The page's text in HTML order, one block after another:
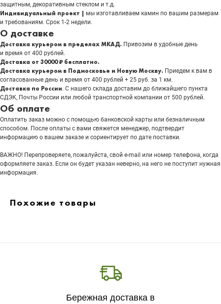
защитным, декоративным стеклом и т.д.
Индивидуальный проект | мы изготавливаем камин по вашим размерам
и требованиям. Срок 1-2 недели.
О доставке
Доставка курьером в пределах МКАД. Привозим в удобные день
и время от 400 рублей.
Доставка от 30000 ₽ бесплатно.
Доставка курьером в Подмосковье и Новую Москву. Приедем к вам в
согласованные день и время от 400 рублей + 25 руб. за 1 км.
Доставка по России. С нашего склада доставим до ближайшего пункта
СДЭК, Почты России или любой транспортной компании от 500 рублей.
Об оплате
Оплатить заказ можно с помощью банковской карты или безналичным
способом. После оплаты с вами свяжется менеджер, подтвердит
информацию о вашем заказе и сориентирует по дате поставки.
ВАЖНО! Перепроверяете, пожалуйста, свой e-mail или номер телефона, когда
оформляете заказ. Если он будет указан неверно, на него не поступит нужная
информация.
Похожие товары
Бережная доставка в